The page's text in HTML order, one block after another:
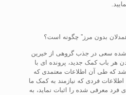
بدون مرز” چگونه است؟
شده سعی در جذب گروهی از خیرین
هر باب کمک جدید، پرونده ای با
که طی آن اطلاعات معتمدی که
فردی که نیازمند به کمک ما
فرد معرفی شده را اثبات نماید، به